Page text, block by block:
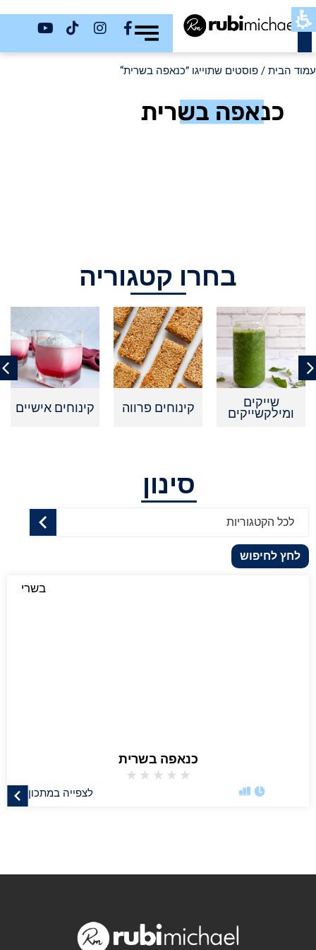
כשר
עמוד הבית / פוסטים שתוייגו ”כנאפה בשרית“
כנאפה בשרית
בחרו קטגוריה
שייקים
ומילקשייקים קינוחים פרווה קינוחים אישיים
סינון
לכל הקטגוריות
לחץ לחיפוש
בשרי
כנאפה בשרית
★
★
★
★
★
לצפייה במתכון